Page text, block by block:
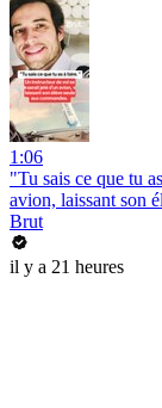
1:06
"Tu sais ce que tu
avion, laissant son
Brut
il y a 21 heures